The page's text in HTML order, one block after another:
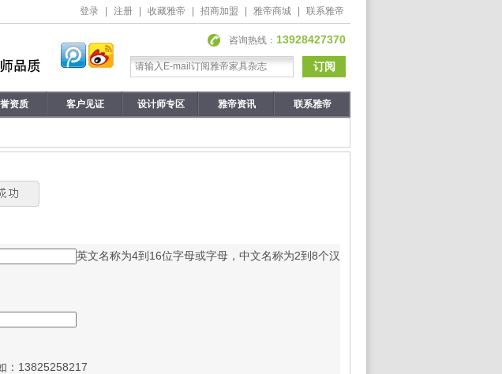
登录 注册 收藏雅帝 招商加盟 雅帝商城 联系雅帝
咨询热线： 13928427370
资质 客户见证 设计师专区 雅帝资讯 联系雅帝
英文名称为4到16位字母或字母，中文名称为2到8个汉
：13825258217